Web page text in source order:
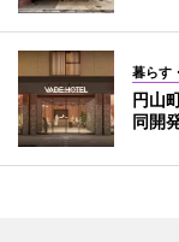
暮らす
円山
同開